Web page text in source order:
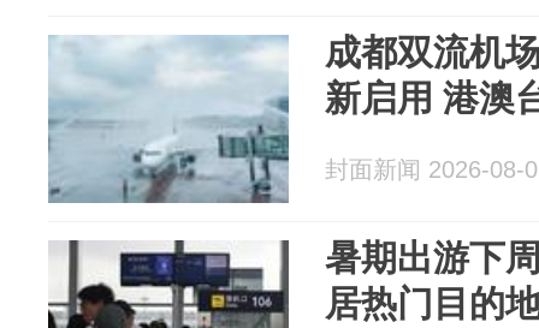
成都双流机
新启用 港澳
封面新闻 2026-08-
暑期出游下
居热门目的